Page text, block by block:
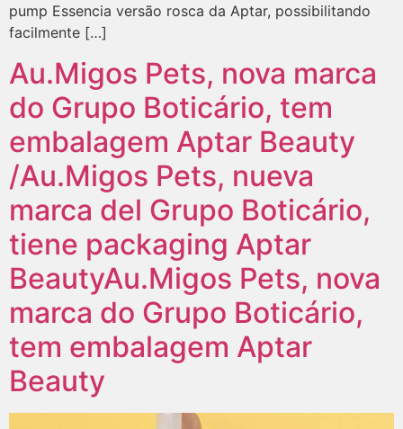
pump Essencia versão rosca da Aptar, possibilitando
facilmente […]
Au.Migos Pets, nova marca
do Grupo Boticário, tem
embalagem Aptar Beauty
/Au.Migos Pets, nueva
marca del Grupo Boticário,
tiene packaging Aptar
BeautyAu.Migos Pets, nova
marca do Grupo Boticário,
tem embalagem Aptar
Beauty